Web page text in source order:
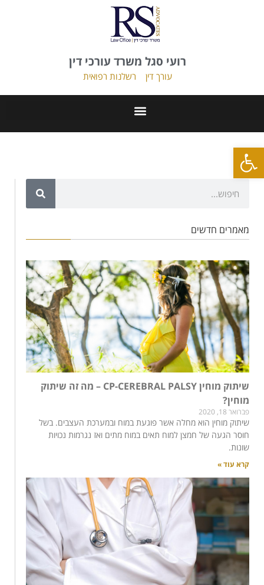
פתח סרגל נגישות
רועי סגל משרד עורכי דין
עורך דין רשלנות רפואית
מאמרים חדשים
שיתוק מוחין CP-CEREBRAL PALSY – מה זה שיתוק
מוחין?
פברואר 18, 2020
שיתוק מוחין הוא מחלה אשר פוגעת במוח ובמערכת העצבים. בשל
חוסר הגעה של חמצן למוח תאים במוח מתים ואז נגרמות נכויות
שונות.
קרא עוד »